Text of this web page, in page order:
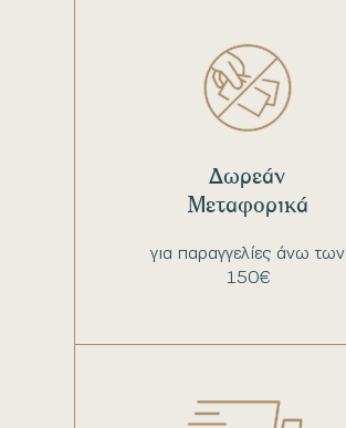
για παραγγελίες άνω των
150€
Δωρεάν
Μεταφορικά